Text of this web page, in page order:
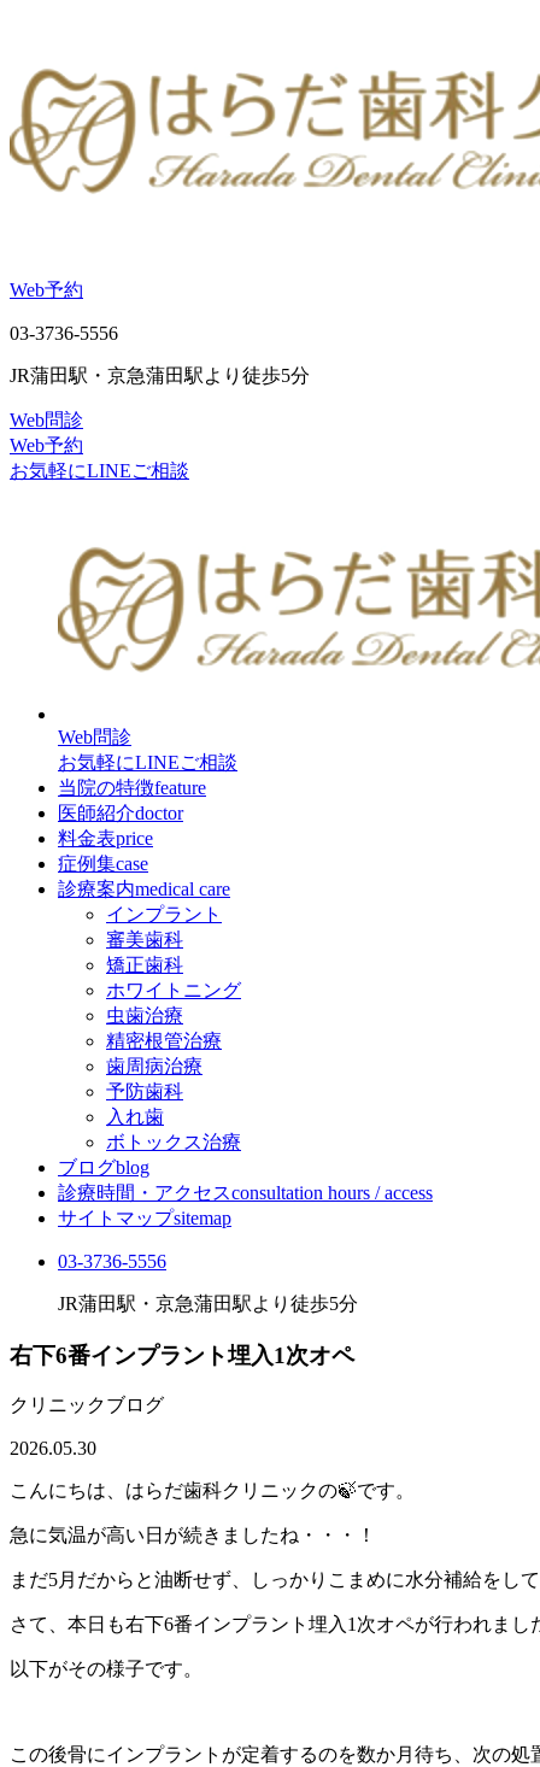
Web予約
03-3736-5556
JR蒲田駅・京急蒲田駅より徒歩5分
Web問診
Web予約
お気軽にLINEご相談
Web問診
お気軽にLINEご相談
当院の特徴feature
医師紹介doctor
料金表price
症例集case
診療案内medical care
インプラント
審美歯科
矯正歯科
ホワイトニング
虫歯治療
精密根管治療
歯周病治療
予防歯科
入れ歯
ボトックス治療
ブログblog
診療時間・アクセスconsultation hours / access
サイトマップsitemap
03-3736-5556
JR蒲田駅・京急蒲田駅より徒歩5分
右下6番インプラント埋入1次オペ
クリニックブログ
2026.05.30
こんにちは、はらだ歯科クリニックの🍃です。
急に気温が高い日が続きましたね・・・！
まだ5月だからと油断せず、しっかりこまめに水分補給をし
さて、本日も右下6番インプラント埋入1次オペが行われまし
以下がその様子です。
この後骨にインプラントが定着するのを数か月待ち、次の